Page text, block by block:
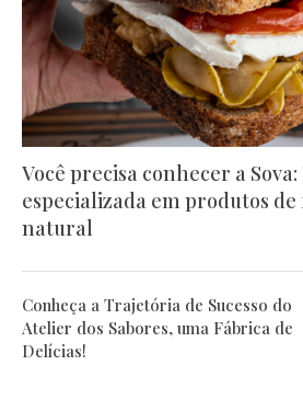
Você precisa conhecer a
especializada em produtos
natural
Conheça a Trajetória de Sucesso do
Atelier dos Sabores, uma Fábrica de
Delícias!